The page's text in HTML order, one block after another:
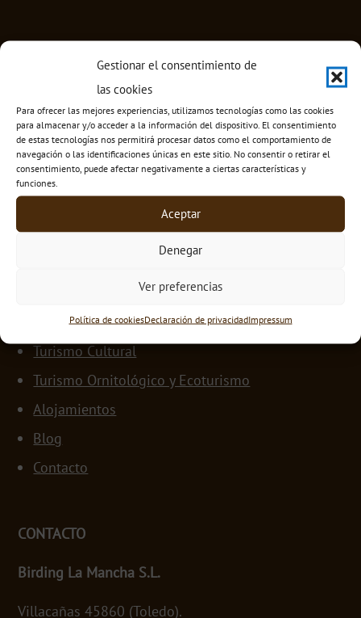
Gestionar el consentimiento de
las cookies
Para ofrecer las mejores experiencias, utilizamos tecnologías como las cookies
para almacenar y/o acceder a la información del dispositivo. El consentimiento
de estas tecnologías nos permitirá procesar datos como el comportamiento de
navegación o las identificaciones únicas en este sitio. No consentir o retirar el
consentimiento, puede afectar negativamente a ciertas características y
funciones.
Aceptar
Denegar
Ver preferencias
Política de cookiesDeclaración de privacidadImpressum
MENÚ
Centros Educativos
Turismo Cultural
Turismo Ornitológico y Ecoturismo
Alojamientos
Blog
Contacto
CONTACTO
Birding La Mancha S.L.
Villacañas 45860 (Toledo).